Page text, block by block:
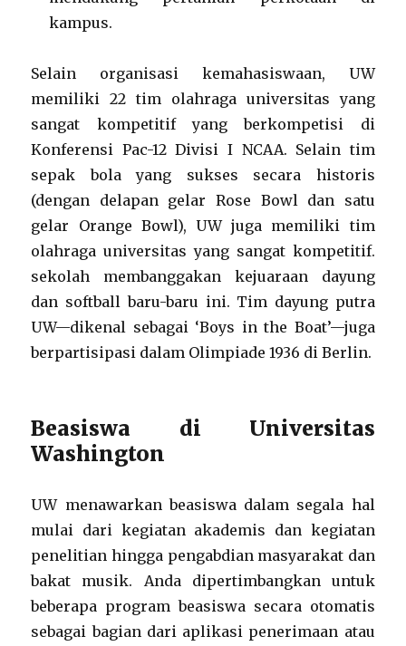
kampus.
Selain organisasi kemahasiswaan, UW
memiliki 22 tim olahraga universitas yang
sangat kompetitif yang berkompetisi di
Konferensi Pac-12 Divisi I NCAA. Selain tim
sepak bola yang sukses secara historis
(dengan delapan gelar Rose Bowl dan satu
gelar Orange Bowl), UW juga memiliki tim
olahraga universitas yang sangat kompetitif.
sekolah membanggakan kejuaraan dayung
dan softball baru-baru ini. Tim dayung putra
UW—dikenal sebagai ‘Boys in the Boat’—juga
berpartisipasi dalam Olimpiade 1936 di Berlin.
Beasiswa di Universitas
Washington
UW menawarkan beasiswa dalam segala hal
mulai dari kegiatan akademis dan kegiatan
penelitian hingga pengabdian masyarakat dan
bakat musik. Anda dipertimbangkan untuk
beberapa program beasiswa secara otomatis
sebagai bagian dari aplikasi penerimaan atau